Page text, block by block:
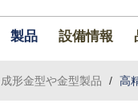
製品 設備情報
形金型や金型製品 / 高